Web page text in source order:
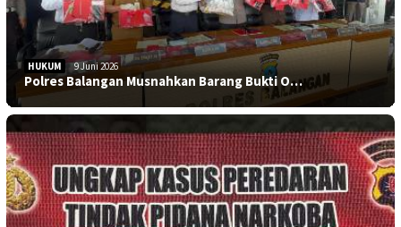
HUKUM 9 Juni 2026
Polres Balangan Musnahkan Barang Bukti O…